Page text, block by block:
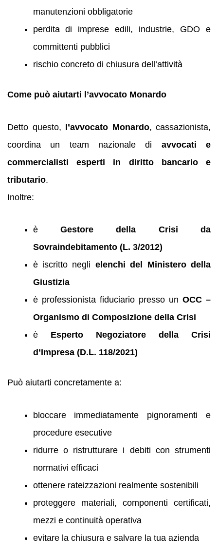
manutenzioni obbligatorie
perdita di imprese edili, industrie, GDO e
committenti pubblici
rischio concreto di chiusura dell’attività
Come può aiutarti l’avvocato Monardo
Detto questo, l’avvocato Monardo, cassazionista,
coordina un team nazionale di avvocati e
commercialisti esperti in diritto bancario e
tributario.
Inoltre:
è Gestore della Crisi da
Sovraindebitamento (L. 3/2012)
è iscritto negli elenchi del Ministero della
Giustizia
è professionista fiduciario presso un OCC –
Organismo di Composizione della Crisi
è Esperto Negoziatore della Crisi
d’Impresa (D.L. 118/2021)
Può aiutarti concretamente a:
bloccare immediatamente pignoramenti e
procedure esecutive
ridurre o ristrutturare i debiti con strumenti
normativi efficaci
ottenere rateizzazioni realmente sostenibili
proteggere materiali, componenti certificati,
mezzi e continuità operativa
evitare la chiusura e salvare la tua azienda